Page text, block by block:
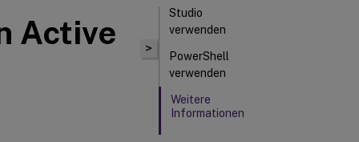
Active
>
Studio
verwenden
PowerShell
verwenden
Weitere
Informationen